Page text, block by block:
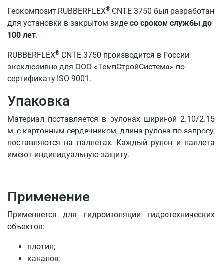
Противоэрозионная
защита
Проекты
О
компании
Пресс-
центр
знаний
Контакты
495
727-
Геокомпозит RUBBERFLEX® CNTE 3750 был разработан
для установки в закрытом виде со сроком службы до
100 лет.
RUBBERFLEX® CNTE 3750 производится в России
эксклюзивно для ООО «ТемпСтройСистема» по
сертификату ISO 9001.
Упаковка
Материал поставляется в рулонах шириной 2.10/2.15
м, с картонным сердечником, длина рулона по запросу,
поставляются на паллетах. Каждый рулон и паллета
имеют индивидуальную защиту.
Применение
Применяется для гидроизоляции гидротехнических
объектов:
плотин;
каналов;